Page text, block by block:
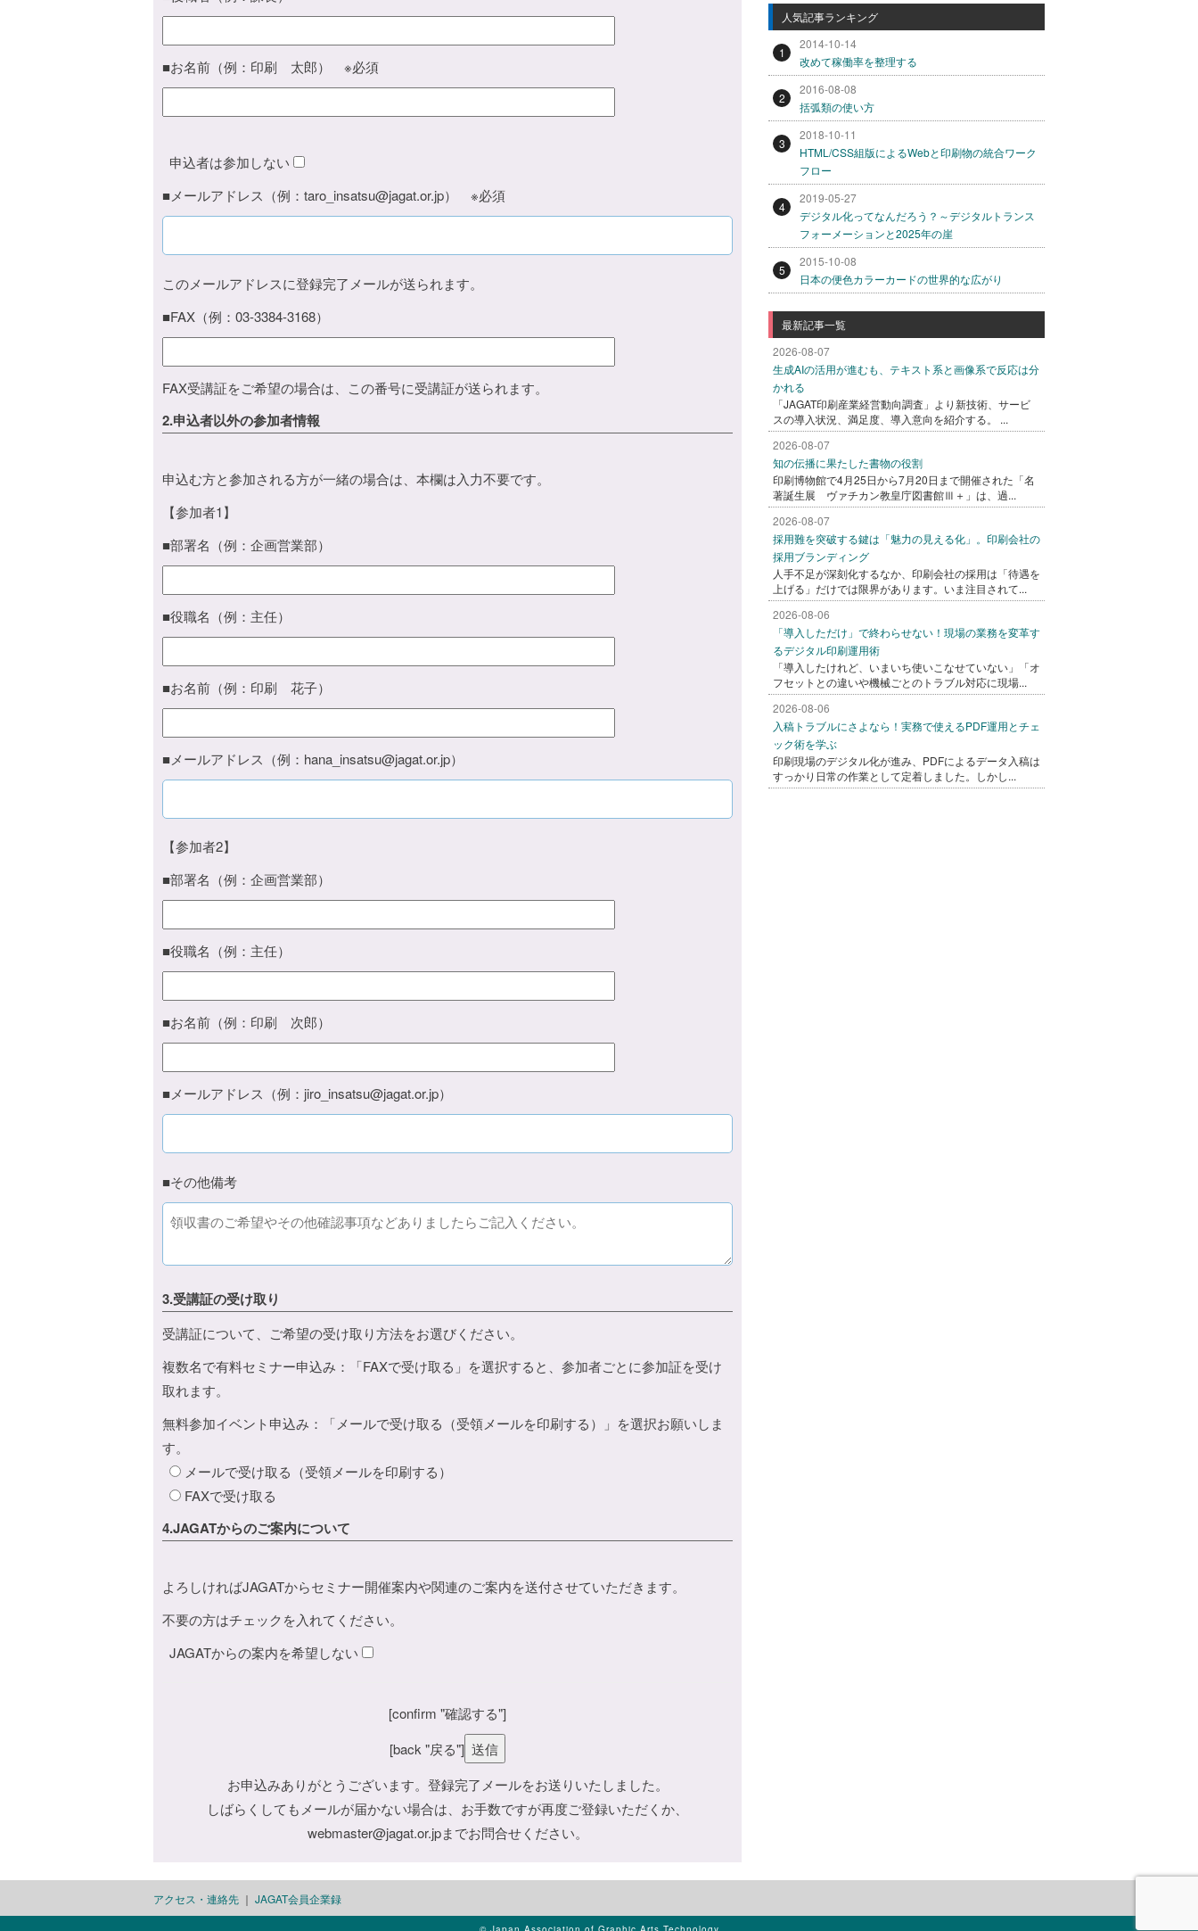
■お名前（例：印刷 太郎） ※必須
申込者は参加しない
■メールアドレス（例：taro_insatsu@jagat.or.jp） ※必須
このメールアドレスに登録完了メールが送られます。
■FAX（例：03-3384-3168）
FAX受講証をご希望の場合は、この番号に受講証が送られます。
2.申込者以外の参加者情報
申込む方と参加される方が一緒の場合は、本欄は入力不要です。
【参加者1】
■部署名（例：企画営業部）
■役職名（例：主任）
■お名前（例：印刷 花子）
■メールアドレス（例：hana_insatsu@jagat.or.jp）
【参加者2】
■部署名（例：企画営業部）
■役職名（例：主任）
■お名前（例：印刷 次郎）
■メールアドレス（例：jiro_insatsu@jagat.or.jp）
■その他備考
3.受講証の受け取り
受講証について、ご希望の受け取り方法をお選びください。
複数名で有料セミナー申込み：「FAXで受け取る」を選択すると、参加者ごとに参加証を受け
取れます。
無料参加イベント申込み：「メールで受け取る（受領メールを印刷する）」を選択お願いしま
す。
メールで受け取る（受領メールを印刷する）
FAXで受け取る
4.JAGATからのご案内について
よろしければJAGATからセミナー開催案内や関連のご案内を送付させていただきます。
不要の方はチェックを入れてください。
JAGATからの案内を希望しない
[confirm "確認する"]
[back "戻る"]
お申込みありがとうございます。登録完了メールをお送りいたしました。
しばらくしてもメールが届かない場合は、お手数ですが再度ご登録いただくか、
webmaster@jagat.or.jpまでお問合せください。
人気記事ランキング
1
2014-10-14
改めて稼働率を整理する
2
2016-08-08
括弧類の使い方
3
2018-10-11
HTML/CSS組版によるWebと印刷物の統合ワーク
フロー
4
2019-05-27
デジタル化ってなんだろう？～デジタルトランス
フォーメーションと2025年の崖
5
2015-10-08
日本の便色カラーカードの世界的な広がり
最新記事一覧
2026-08-07
生成AIの活用が進むも、テキスト系と画像系で反応は分
かれる
「JAGAT印刷産業経営動向調査」より新技術、サービ
スの導入状況、満足度、導入意向を紹介する。 ...
2026-08-07
知の伝播に果たした書物の役割
印刷博物館で4月25日から7月20日まで開催された「名
著誕生展 ヴァチカン教皇庁図書館Ⅲ＋」は、過...
2026-08-07
採用難を突破する鍵は「魅力の見える化」。印刷会社の
採用ブランディング
人手不足が深刻化するなか、印刷会社の採用は「待遇を
上げる」だけでは限界があります。いま注目されて...
2026-08-06
「導入しただけ」で終わらせない！現場の業務を変革す
るデジタル印刷運用術
「導入したけれど、いまいち使いこなせていない」「オ
フセットとの違いや機械ごとのトラブル対応に現場...
2026-08-06
入稿トラブルにさよなら！実務で使えるPDF運用とチェ
ック術を学ぶ
印刷現場のデジタル化が進み、PDFによるデータ入稿は
すっかり日常の作業として定着しました。しかし...
アクセス・連絡先 ｜ JAGAT会員企業録